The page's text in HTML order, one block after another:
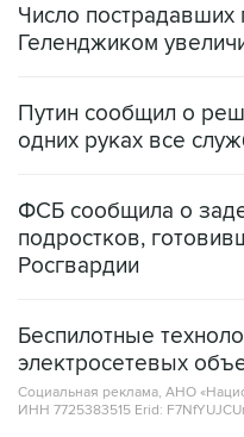
Число
Геленджиком
Путин сообщил о
одних руках все
ФСБ сообщила о
подростков,
Росгвардии
Беспилотные
электросетевых
Социальная реклама, АНО
ИНН 7725383515 Erid: